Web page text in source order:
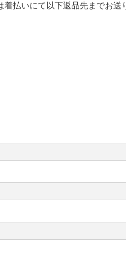
払いにて以下返品先までお送